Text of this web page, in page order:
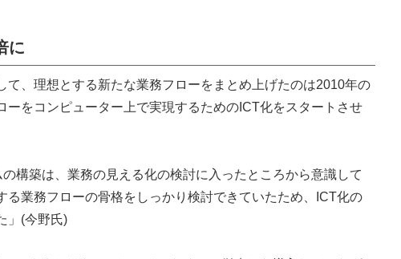
に
て、理想とする新たな業務フローをまとめ上げたのは2010年の
ーをコンピューター上で実現するためのICT化をスタートさせ
構築は、業務の見える化の検討に入ったところから意識して
る業務フローの骨格をしっかり検討できていたため、ICT化の
」(今野氏)